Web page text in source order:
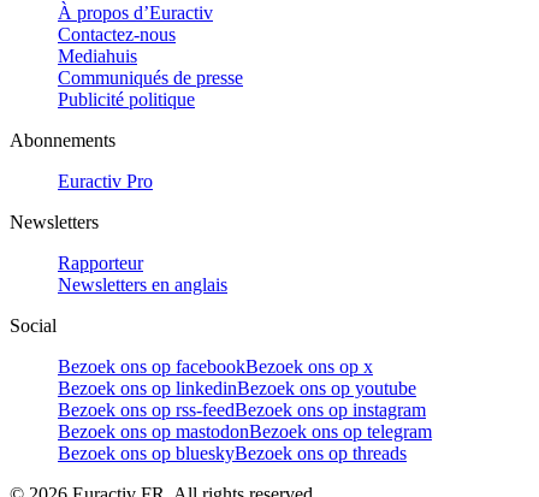
À propos d’Euractiv
Contactez-nous
Mediahuis
Communiqués de presse
Publicité politique
Abonnements
Euractiv Pro
Newsletters
Rapporteur
Newsletters en anglais
Social
Bezoek ons op facebookBezoek ons op x
Bezoek ons op linkedinBezoek ons op youtube
Bezoek ons op rss-feedBezoek ons op instagram
Bezoek ons op mastodonBezoek ons op telegram
Bezoek ons op blueskyBezoek ons op threads